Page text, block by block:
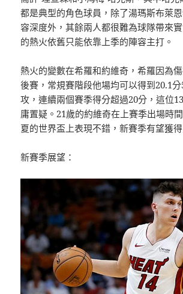
都是典型的角色球員，除了湯瑪斯布萊
容深度外，其餘兩人都很難為球隊帶來
的熱火依舊只能依靠上季的陣容主打。
熱火的變數在希羅和約維奇，希羅因為
後賽，常規賽階段他場均可以得到20.1
攻，連續兩個賽季得分超過20分，這位
庸置疑。21歲的約維奇在上賽季出場時
夏的世界盃上表現不錯，新賽季有望獲
新賽季展望：